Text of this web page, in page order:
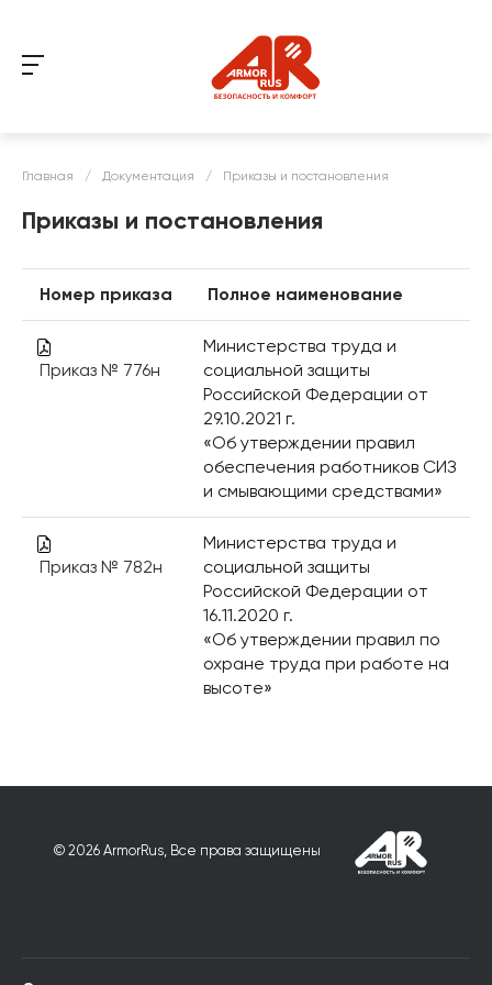
Главная / Документация / Приказы и постановления
Приказы и постановления
Номер приказа Полное наименование
Приказ № 776н
Министерства труда и
социальной защиты
Российской Федерации от
29.10.2021 г.
«Об утверждении правил
обеспечения работников СИЗ
и смывающими средствами»
Приказ № 782н
Министерства труда и
социальной защиты
Российской Федерации от
16.11.2020 г.
«Об утверждении правил по
охране труда при работе на
высоте»
© 2026 ArmorRus, Все права защищены